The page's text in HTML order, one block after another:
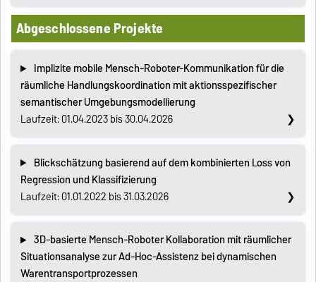
Abgeschlossene Projekte
Implizite mobile Mensch-Roboter-Kommunikation für die
räumliche Handlungskoordination mit aktionsspezifischer
semantischer Umgebungsmodellierung
Laufzeit: 01.04.2023 bis 30.04.2026
Blickschätzung basierend auf dem kombinierten Loss von
Regression und Klassifizierung
Laufzeit: 01.01.2022 bis 31.03.2026
3D-basierte Mensch-Roboter Kollaboration mit räumlicher
Situationsanalyse zur Ad-Hoc-Assistenz bei dynamischen
Warentransportprozessen